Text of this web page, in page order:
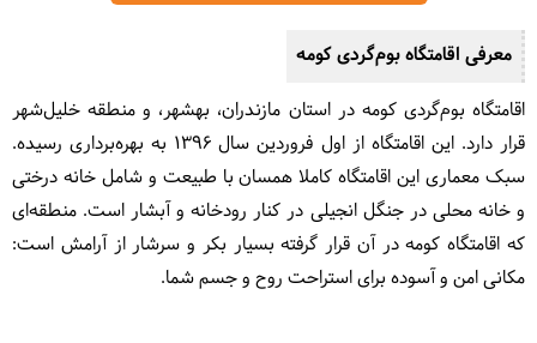
معرفی اقامتگاه بوم‌گردی کومه
اقامتگاه بوم‌گردی کومه در استان مازندران، بهشهر، و منطقه خلیل‌شهر
قرار دارد. این اقامتگاه از اول فروردین سال 1396 به بهره‌برداری رسیده.
سبک معماری این اقامتگاه کاملا همسان با طبیعت و شامل خانه درختی
و خانه محلی در جنگل انجیلی در کنار رودخانه و آبشار است. منطقه‌ای
که اقامتگاه کومه در آن قرار گرفته بسیار بکر و سرشار از آرامش است:
مکانی امن و آسوده برای استراحت روح و جسم شما.